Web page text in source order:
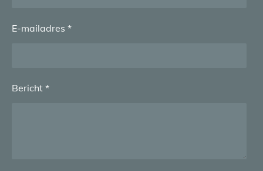
E-mailadres *
Bericht *